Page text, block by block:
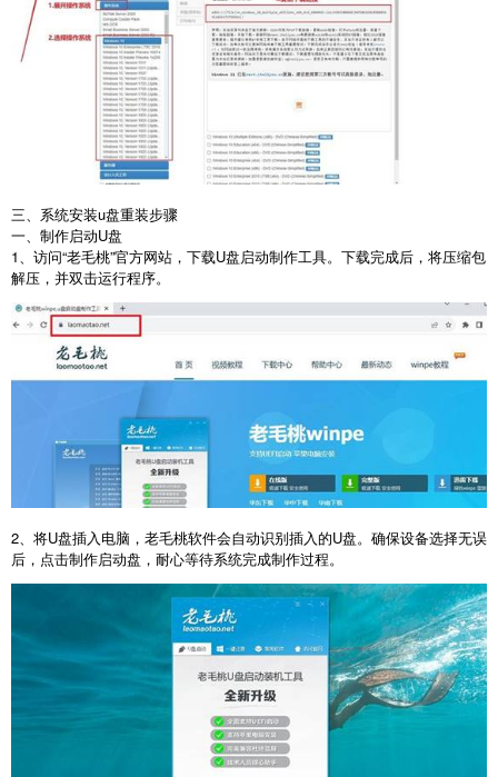
三、系统安装u盘重装步骤
一、制作启动U盘
1、访问“老毛桃”官方网站，下载U盘启动制作工具。下载完成后，将压缩包
解压，并双击运行程序。
2、将U盘插入电脑，老毛桃软件会自动识别插入的U盘。确保设备选择无误
后，点击制作启动盘，耐心等待系统完成制作过程。